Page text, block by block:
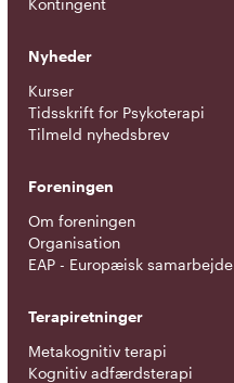
Nyheder
Kurser
Tidsskrift for Psykoterapi
Tilmeld nyhedsbrev
Foreningen
Om foreningen
Organisation
EAP - Europæisk samarbejde
Terapiretninger
Metakognitiv terapi
Kognitiv adfærdsterapi